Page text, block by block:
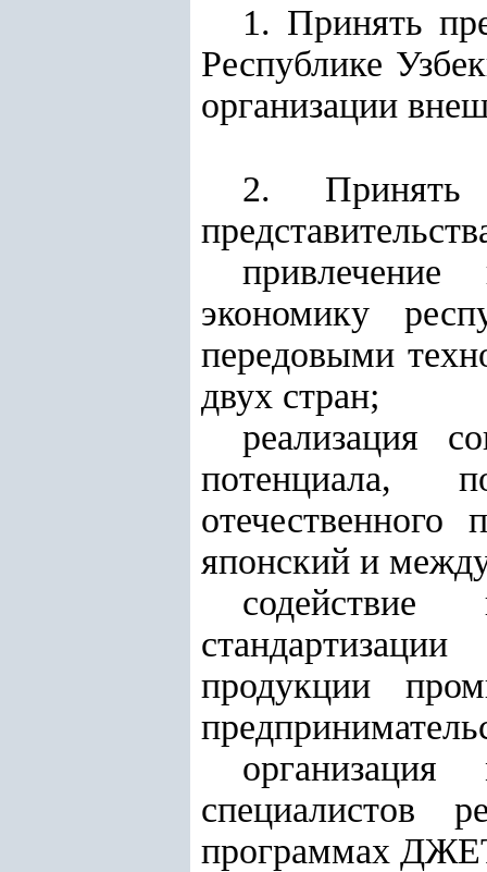
1. Принять
Республике
организации
2. Принять
экономику
передовыми
двух стран;
реализация
потенциала,
японский и
продукции
специалистов
программах